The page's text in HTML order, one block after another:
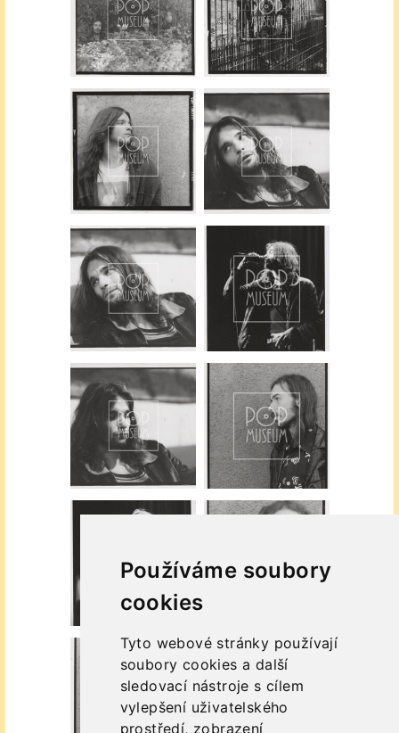
Používáme soubory
cookies
Tyto webové stránky používají
soubory cookies a další
sledovací nástroje s cílem
vylepšení uživatelského
prostředí, zobrazení